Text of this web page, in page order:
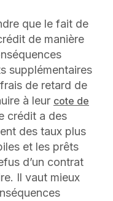
que le fait de
de manière
supplémentaires
de retard de
à leur cote de
crédit a des
des taux plus
et les prêts
d’un contrat
Il vaut mieux